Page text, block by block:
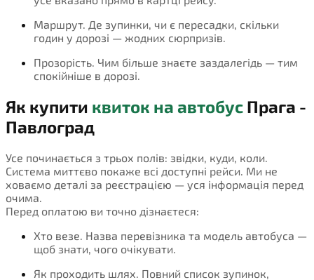
Маршрут. Де зупинки, чи є пересадки, скільки
годин у дорозі — жодних сюрпризів.
Прозорість. Чим більше знаєте заздалегідь — тим
спокійніше в дорозі.
Як купити квиток на автобус Прага -
Павлоград
Усе починається з трьох полів: звідки, куди, коли.
Система миттєво покаже всі доступні рейси. Ми не
ховаємо деталі за реєстрацією — уся інформація перед
очима.
Перед оплатою ви точно дізнаєтеся:
Хто везе. Назва перевізника та модель автобуса —
щоб знати, чого очікувати.
Як проходить шлях. Повний список зупинок,